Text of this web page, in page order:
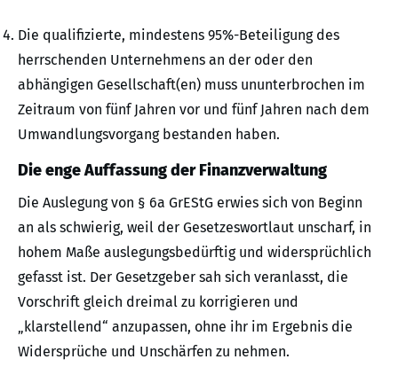
Die qualifizierte, mindestens 95%-Beteiligung des
herrschenden Unternehmens an der oder den
abhängigen Gesellschaft(en) muss ununterbrochen im
Zeitraum von fünf Jahren vor und fünf Jahren nach dem
Umwandlungsvorgang bestanden haben.
Die enge Auffassung der Finanzverwaltung
Die Auslegung von § 6a GrEStG erwies sich von Beginn
an als schwierig, weil der Gesetzeswortlaut unscharf, in
hohem Maße auslegungsbedürftig und widersprüchlich
gefasst ist. Der Gesetzgeber sah sich veranlasst, die
Vorschrift gleich dreimal zu korrigieren und
„klarstellend“ anzupassen, ohne ihr im Ergebnis die
Widersprüche und Unschärfen zu nehmen.